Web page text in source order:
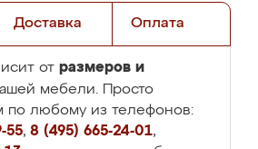
Доставка Оплата
от размеров и
мебели. Просто
по любому из телефонов:
55, 8 (495) 665-24-01,